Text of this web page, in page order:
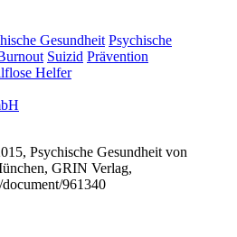
Gesundheit Psychische
Suizid Prävention
Helfer
Psychische Gesundheit von
GRIN Verlag,
961340